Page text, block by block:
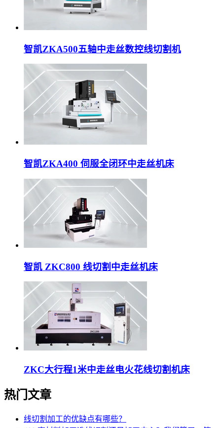
智凯ZKA500五轴中走丝数控线切割机
智凯ZKA400 伺服全闭环中走丝机床
智凯 ZKC800 线切割中走丝机床
ZKC大行程1米中走丝电火花线切割机床
热门文章
线切割加工的优缺点有哪些？